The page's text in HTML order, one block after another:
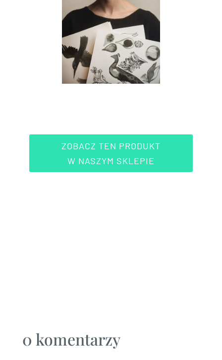
ZOBACZ TEN PRODUKT
W NASZYM SKLEPIE
0 komentarzy